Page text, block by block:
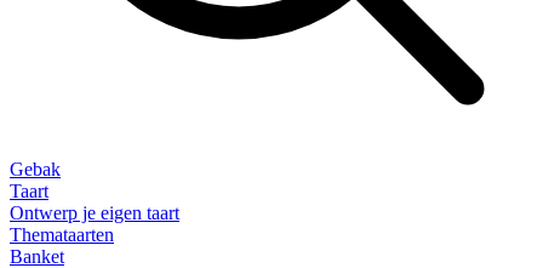
Gebak
Taart
Ontwerp je eigen taart
Themataarten
Banket